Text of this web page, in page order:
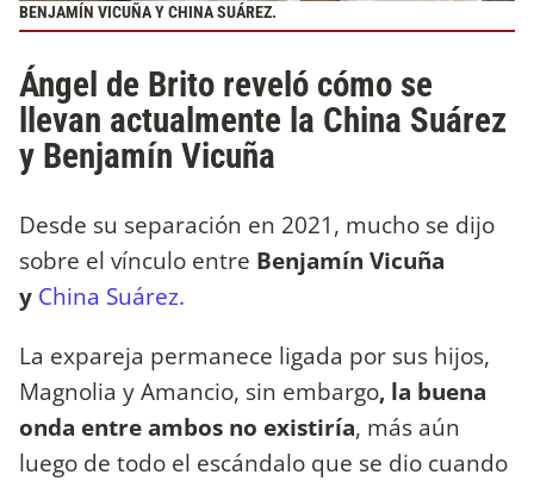
BENJAMÍN VICUÑA Y CHINA SUÁREZ.
Ángel de Brito reveló cómo se
llevan actualmente la China Suárez
y Benjamín Vicuña
Desde su separación en 2021, mucho se dijo
sobre el vínculo entre Benjamín Vicuña
y China Suárez.
La expareja permanece ligada por sus hijos,
Magnolia y Amancio, sin embargo, la buena
onda entre ambos no existiría, más aún
luego de todo el escándalo que se dio cuando